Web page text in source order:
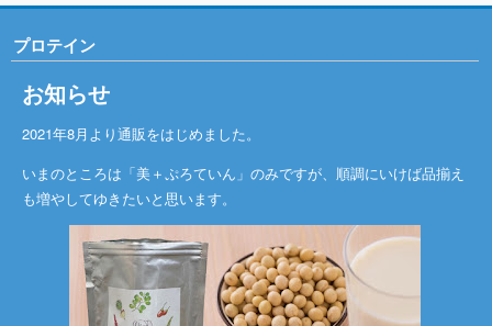
プロテイン
お知らせ
2021年8月より通販をはじめました。
いまのところは「美＋ぷろていん」のみですが、順調にいけば品揃え
も増やしてゆきたいと思います。